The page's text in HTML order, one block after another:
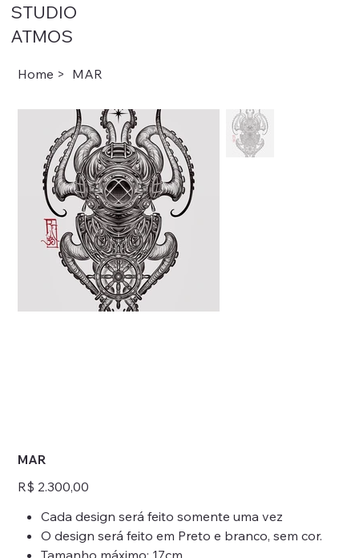
STUDIO
ATMOS
Home > MAR
MAR
Preço
R$ 2.300,00
Cada design será feito somente uma vez
O design será feito em Preto e branco, sem cor.